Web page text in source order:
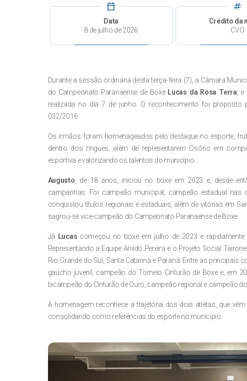
calendar_today
Data
8 de julho de 2026
tag
Crédito da
CVO
Durante a sessão ordinária desta terça-feira (7), a Câmara
do Campeonato Paranaense de Boxe Lucas da Rosa Terra, e
realizada no dia 7 de junho. O reconhecimento foi proposto
032/2016.
Os irmãos foram homenageados pelo destaque no esporte,
dentro dos ringues, além de representarem Osório em
esportiva e valorizando os talentos do município.
Augusto, de 18 anos, iniciou no boxe em 2023 e, desde
campanhas. Foi campeão municipal, campeão estadual nas
conquistou títulos regionais e estaduais, além de vitórias em
sagrou-se vice-campeão do Campeonato Paranaense de Boxe.
Já Lucas começou no boxe em julho de 2023 e
Representando a Equipe Anildo Pereira e o Projeto Social
Rio Grande do Sul, Santa Catarina e Paraná. Entre as
gaúcho juvenil, campeão do Torneio Cinturão de Boxe e, em
bicampeão do Cinturão de Ouro, campeão regional e campeão
A homenagem reconhece a trajetória dos dois atletas, que
consolidando como referências do esporte no município.